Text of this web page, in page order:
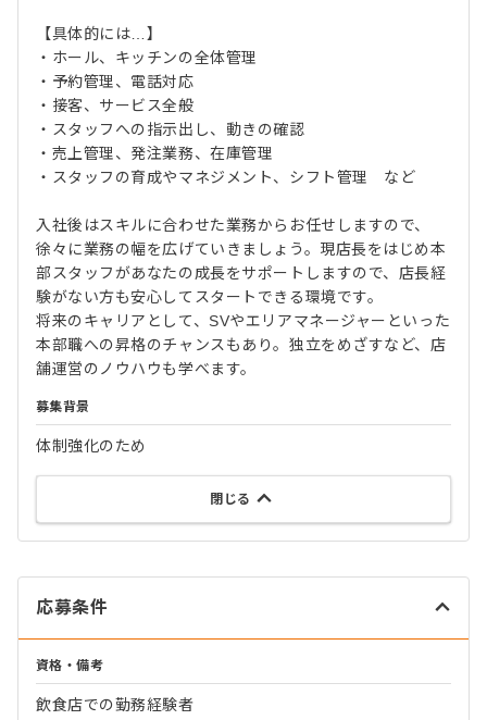
【具体的には…】
・ホール、キッチンの全体管理
・予約管理、電話対応
・接客、サービス全般
・スタッフへの指示出し、動きの確認
・売上管理、発注業務、在庫管理
・スタッフの育成やマネジメント、シフト管理 など
入社後はスキルに合わせた業務からお任せしますので、
徐々に業務の幅を広げていきましょう。現店長をはじめ本
部スタッフがあなたの成長をサポートしますので、店長経
験がない方も安心してスタートできる環境です。
将来のキャリアとして、SVやエリアマネージャーといった
本部職への昇格のチャンスもあり。独立をめざすなど、店
舗運営のノウハウも学べます。
募集背景
体制強化のため
閉じる
応募条件
資格・備考
飲食店での勤務経験者